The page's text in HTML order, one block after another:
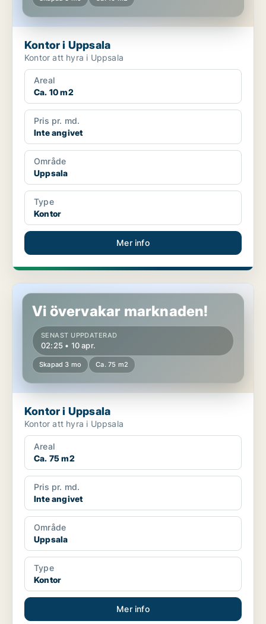
Kontor i Uppsala
Kontor att hyra i Uppsala
Areal
Ca. 10 m2
Pris pr. md.
Inte angivet
Område
Uppsala
Type
Kontor
Mer info
Kontor i Uppsala
Vi övervakar marknaden!
SENAST UPPDATERAD
02:25 • 10 apr.
Skapad 3 mo Ca. 75 m2
Kontor i Uppsala
Kontor att hyra i Uppsala
Areal
Ca. 75 m2
Pris pr. md.
Inte angivet
Område
Uppsala
Type
Kontor
Mer info